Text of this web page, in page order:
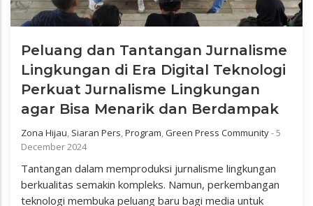
Peluang dan Tantangan Jurnalisme
Lingkungan di Era Digital Teknologi
Perkuat Jurnalisme Lingkungan
agar Bisa Menarik dan Berdampak
Zona Hijau, Siaran Pers,Program,Green Press Community-5
December 2024
Tantangan dalam memproduksi jurnalisme lingkungan
berkualitas semakin kompleks. Namun, perkembangan
teknologi membuka peluang baru bagi media untuk